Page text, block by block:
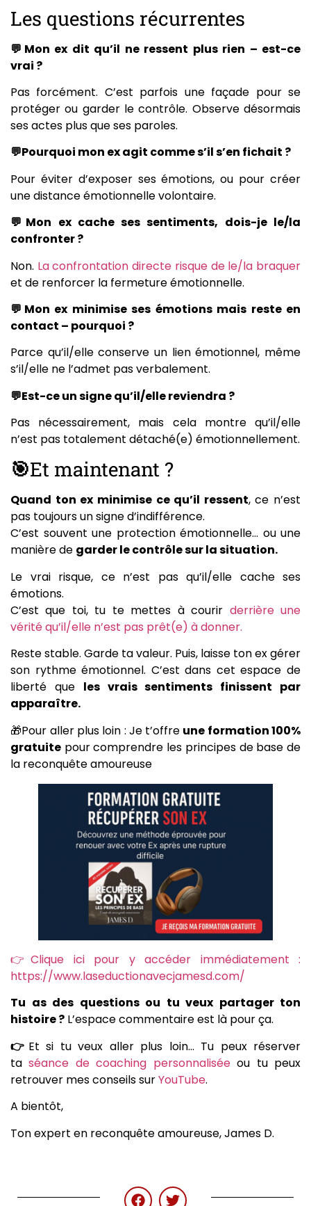
Les questions récurrentes
💬Mon ex dit qu’il ne ressent plus rien – est-ce
vrai ?
Pas forcément. C’est parfois une façade pour se
protéger ou garder le contrôle. Observe désormais
ses actes plus que ses paroles.
💬Pourquoi mon ex agit comme s’il s’en fichait ?
Pour éviter d’exposer ses émotions, ou pour créer
une distance émotionnelle volontaire.
💬Mon ex cache ses sentiments, dois-je le/la
confronter ?
Non. La confrontation directe risque de le/la braquer
et de renforcer la fermeture émotionnelle.
💬Mon ex minimise ses émotions mais reste en
contact – pourquoi ?
Parce qu’il/elle conserve un lien émotionnel, même
s’il/elle ne l’admet pas verbalement.
💬Est-ce un signe qu’il/elle reviendra ?
Pas nécessairement, mais cela montre qu’il/elle
n’est pas totalement détaché(e) émotionnellement.
🎯Et maintenant ?
Quand ton ex minimise ce qu’il ressent, ce n’est
pas toujours un signe d’indifférence.
C’est souvent une protection émotionnelle… ou une
manière de garder le contrôle sur la situation.
Le vrai risque, ce n’est pas qu’il/elle cache ses
émotions.
C’est que toi, tu te mettes à courir derrière une
vérité qu’il/elle n’est pas prêt(e) à donner.
Reste stable. Garde ta valeur. Puis, laisse ton ex gérer
son rythme émotionnel. C’est dans cet espace de
liberté que les vrais sentiments finissent par
apparaître.
🎁Pour aller plus loin : Je t’offre une formation 100%
gratuite pour comprendre les principes de base de
la reconquête amoureuse
👉Clique ici pour y accéder immédiatement :
https://www.laseductionavecjamesd.com/
Tu as des questions ou tu veux partager ton
histoire ? L’espace commentaire est là pour ça.
👉 Et si tu veux aller plus loin… Tu peux réserver
taséance de coaching personnaliséeou tu peux
retrouver mes conseils surYouTube.
A bientôt,
Ton expert en reconquête amoureuse, James D.